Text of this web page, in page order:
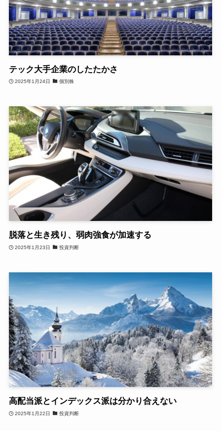
テック大手企業のしたたかさ
2025年1月24日 個別株
脱落と生き残り、弱肉強食が加速する
2025年1月23日 投資判断
高配当派とインデックス派は分かり合えない
2025年1月22日 投資判断